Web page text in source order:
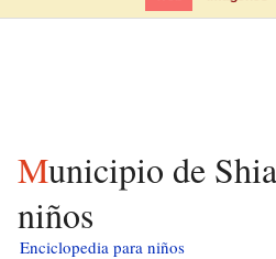
Municipio de Shiawassee para
niños
Enciclopedia para niños